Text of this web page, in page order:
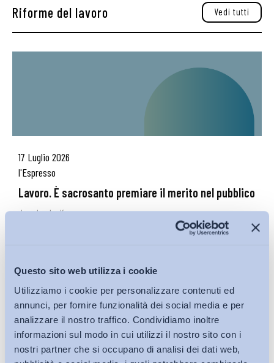
Questo sito web utilizza i cookie
Utilizziamo i cookie per personalizzare contenuti ed
annunci, per fornire funzionalità dei social media e per
analizzare il nostro traffico. Condividiamo inoltre
informazioni sul modo in cui utilizzi il nostro sito con i
nostri partner che si occupano di analisi dei dati web,
Riforme del lavoro Vedi tutti
17 Luglio 2026
l'Espresso
Lavoro. È sacrosanto premiare il merito nel pubblico
download pdf
Gazzetta Ufficiale
Piano casa – D.l. 7 maggio 2026, n. 66 –
Conversione...
download pdf